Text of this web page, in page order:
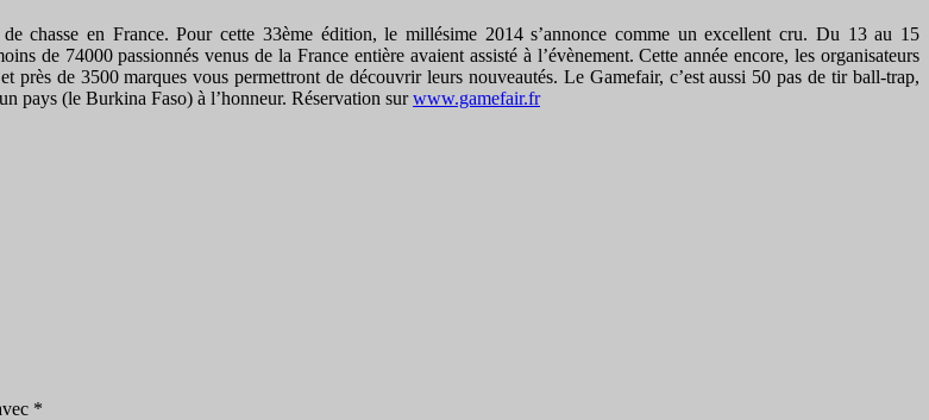
chasse en France. Pour cette 33ème édition, le millésime 2014 s’annonce comme un excellent cru. Du 13 au 15
de 74000 passionnés venus de la France entière avaient assisté à l’évènement. Cette année encore, les organisateurs
près de 3500 marques vous permettront de découvrir leurs nouveautés. Le Gamefair, c’est aussi 50 pas de tir ball-trap,
pays (le Burkina Faso) à l’honneur. Réservation surwww.gamefair.fr
*